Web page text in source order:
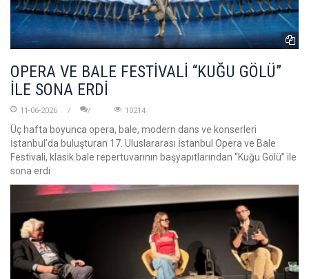
OPERA VE BALE FESTİVALİ “KUĞU GÖLÜ”
İLE SONA ERDİ
11-06-2026 10214
Üç hafta boyunca opera, bale, modern dans ve konserleri
İstanbul’da buluşturan 17. Uluslararası İstanbul Opera ve Bale
Festivali, klasik bale repertuvarının başyapıtlarından “Kuğu Gölü” ile
sona erdi